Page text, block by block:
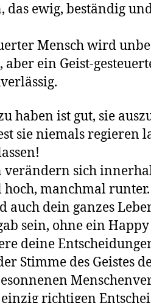
das ewig, beständig
Mensch wird
aber ein Geist-
haben ist gut, sie
sie niemals regieren
verändern sich
hoch, manchmal
auch dein ganzes
sein, ohne
Entscheidungen
Stimme des Geistes
richtigen